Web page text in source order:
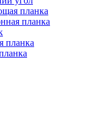
планка
планка
планка